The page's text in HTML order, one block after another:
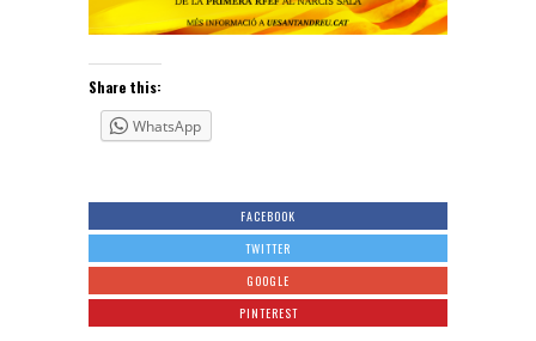
Share this:
WhatsApp
FACEBOOK
TWITTER
GOOGLE
PINTEREST